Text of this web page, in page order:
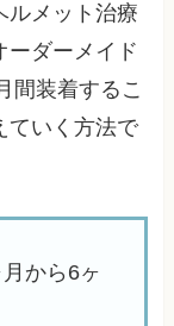
ルメット治療
ーダーメイド
間装着するこ
ていく方法で
から6ヶ